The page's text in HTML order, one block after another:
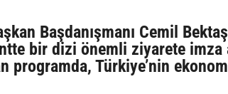
Başdanışmanı Cemil
bir dizi önemli ziyarete imza
programda, Türkiye’nin